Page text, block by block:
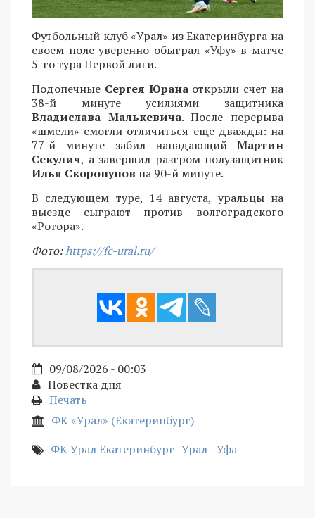
Футбольный клуб «Урал» из Екатеринбурга на
своем поле уверенно обыграл «Уфу» в матче
5-го тура Первой лиги.
Подопечные Сергея Юрана открыли счет на
38-й минуте усилиями защитника
Владислава Малькевича. После перерыва
«шмели» смогли отличиться еще дважды: на
77-й минуте забил нападающий Мартин
Секулич, а завершил разгром полузащитник
Илья Скоропупов на 90-й минуте.
В следующем туре, 14 августа, уральцы на
выезде сыграют против волгоградского
«Ротора».
Фото:https://fc-ural.ru/
09/08/2026 - 00:03
Повестка дня
Печать
ФК «Урал» (Екатеринбург)
ФК Урал Екатеринбург Урал - Уфа